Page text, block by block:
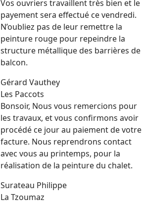
Vos ouvriers travaillent très bien et le
payement sera effectué ce vendredi.
N’oubliez pas de leur remettre la
peinture rouge pour repeindre la
structure métallique des barrières de
balcon.
Gérard Vauthey
Les Paccots
Bonsoir, Nous vous remercions pour
les travaux, et vous confirmons avoir
procédé ce jour au paiement de votre
facture. Nous reprendrons contact
avec vous au printemps, pour la
réalisation de la peinture du chalet.
Surateau Philippe
La Tzoumaz